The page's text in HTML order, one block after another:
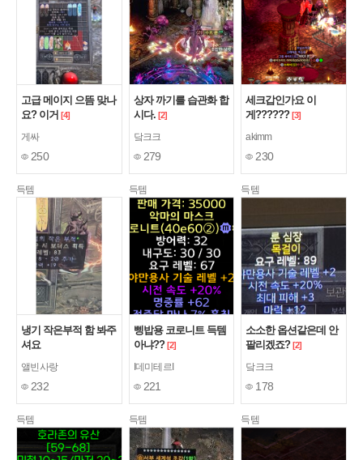
고급 메이지 으뜸 맞나
요? 이거 [4]
게싸
250
상자 까기를 습관화 합
시다. [2]
닼크크
279
세크갑인가요 이
게?????? [3]
akimm
230
득템
냉기 작은부적 함 봐주
셔요
앨빈사랑
232
득템
삥밥용 코로니트 득템
아냐?? [2]
I데미테르I
221
득템
소소한 옵션같은데 안
팔리겠죠? [2]
닼크크
178
득템 득템 득템